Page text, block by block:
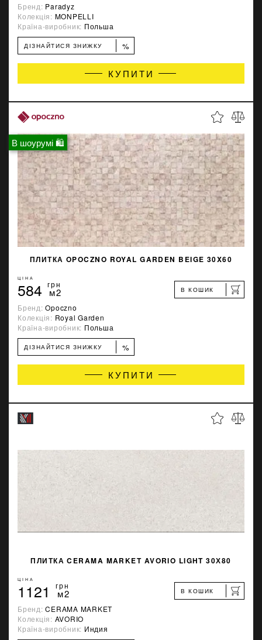
Бренд: Paradyz
Колекція: MONPELLI
Країна-виробник: Польша
ДІЗНАЙТИСЯ ЗНИЖКУ %
КУПИТИ
В шоурумі 🛍
ПЛИТКА OPOCZNO ROYAL GARDEN BEIGE 30X60
ЦІНА
584 грн
м2 В КОШИК
Бренд:Opoczno
Колекція: Royal Garden
Країна-виробник: Польша
ДІЗНАЙТИСЯ ЗНИЖКУ %
КУПИТИ
ПЛИТКА CERAMA MARKET AVORIO LIGHT 30Х80
ЦІНА
1121 грн
м2 В КОШИК
Бренд:CERAMA MARKET
Колекція: AVORIO
Країна-виробник: Индия